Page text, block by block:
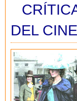
DEL CINE